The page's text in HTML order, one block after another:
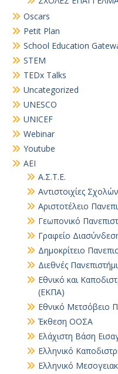
Oscars
Petit Plan
School Education
STEM
TEDx Talks
Uncategorized
UNESCO
UNICEF
Webinar
Youtube
ΑΕΙ
Α.Σ.Τ.Ε.
Αντιστοιχίες Σχολών
Αριστοτέλειο
Γεωπονικό
Γραφείο
Δημοκρίτειο
Διεθνές
Εθνικό και
(ΕΚΠΑ)
Εθνικό Μετσόβειο
Έκθεση ΟΟΣΑ
Ελάχιστη Βάση
Ελληνικό
Ελληνικό